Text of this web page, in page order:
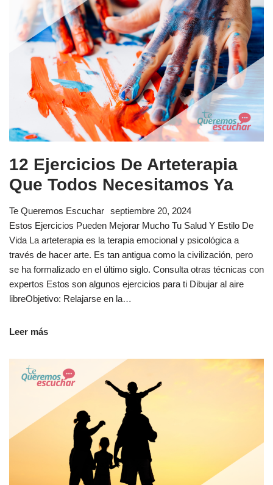
12 Ejercicios De Arteterapia
Que Todos Necesitamos Ya
Te Queremos Escuchar septiembre 20, 2024
Estos Ejercicios Pueden Mejorar Mucho Tu Salud Y Estilo De
Vida La arteterapia es la terapia emocional y psicológica a
través de hacer arte. Es tan antigua como la civilización, pero
se ha formalizado en el último siglo. Consulta otras técnicas con
expertos Estos son algunos ejercicios para ti Dibujar al aire
libreObjetivo: Relajarse en la…
Leer más